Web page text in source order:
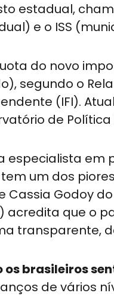
estadual,
e o ISS
do novo
segundo o
(IFI).
de Política
especialista em
tem um dos
Cassia Godoy
acredita que o
transparente,
os brasileiros
de vários